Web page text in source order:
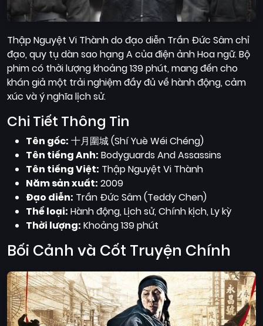
Thập Nguyệt Vi Thành do đạo diễn Trần Đức Sâm chỉ
đạo, quy tụ dàn sao hạng A của điện ảnh Hoa ngữ. Bộ
phim có thời lượng khoảng 139 phút, mang đến cho
khán giả một trải nghiệm đầy đủ về hành động, cảm
xúc và ý nghĩa lịch sử.
Chi Tiết Thông Tin
Tên gốc: 十月圍城 (Shí Yuè Wéi Chéng)
Tên tiếng Anh: Bodyguards And Assassins
Tên tiếng Việt: Thập Nguyệt Vi Thành
Năm sản xuất: 2009
Đạo diễn: Trần Đức Sâm (Teddy Chen)
Thể loại: Hành động, Lịch sử, Chính kịch, Ly kỳ
Thời lượng: Khoảng 139 phút
Bối Cảnh và Cốt Truyện Chính